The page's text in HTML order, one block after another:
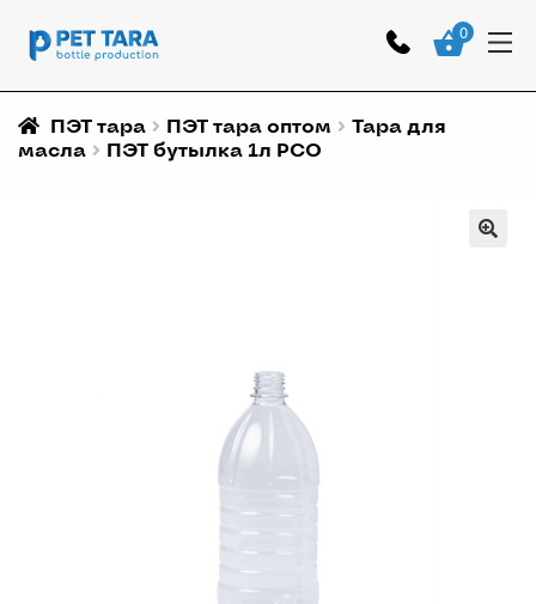
0
ПЭТ тара ПЭТ тара оптом
Тара для
масла
ПЭТ бутылка 1л РСО